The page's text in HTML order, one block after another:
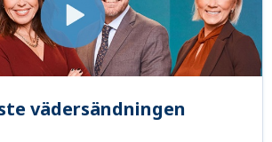
vädersändningen